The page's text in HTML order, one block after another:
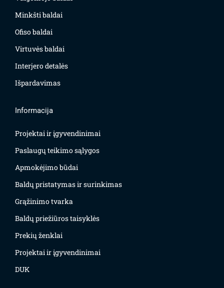
Minkšti baldai
Ofiso baldai
Virtuvės baldai
Interjero detalės
Išpardavimas
Informacija
Projektai ir įgyvendinimai
Paslaugų teikimo sąlygos
Apmokėjimo būdai
Baldų pristatymas ir surinkimas
Grąžinimo tvarka
Baldų priežiūros taisyklės
Prekių ženklai
Projektai ir įgyvendinimai
DUK